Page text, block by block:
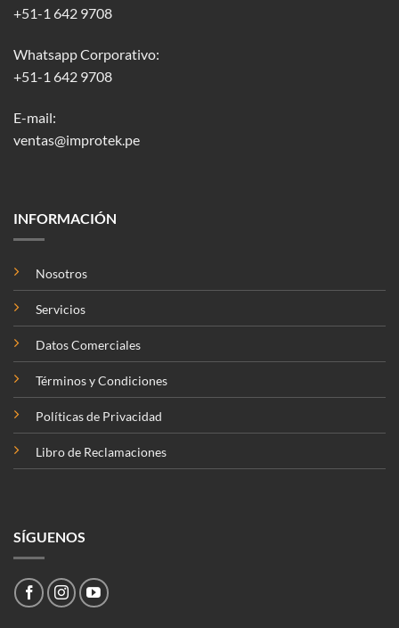
+51-1 642 9708
Whatsapp Corporativo:
+51-1 642 9708
E-mail:
ventas@improtek.pe
INFORMACIÓN
Nosotros
Servicios
Datos Comerciales
Términos y Condiciones
Políticas de Privacidad
Libro de Reclamaciones
SÍGUENOS